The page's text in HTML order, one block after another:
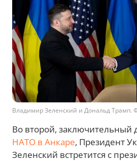
Владимир Зеленский и Дональд Трамп.
Во второй, заключительный
НАТО в Анкаре, Президент
Зеленский встретится с